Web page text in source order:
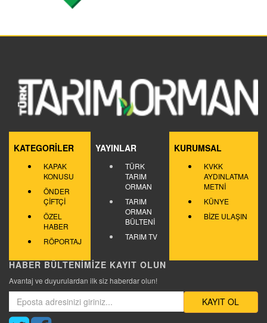
KATEGORİLER
KAPAK
KONUSU
ÖNDER
ÇİFTÇİ
ÖZEL
HABER
RÖPORTAJ
YAYINLAR
TÜRK
TARIM
ORMAN
TARIM
ORMAN
BÜLTENİ
TARIM TV
KURUMSAL
KVKK
AYDINLATMA
METNİ
KÜNYE
BİZE ULAŞIN
HABER BÜLTENİMİZE KAYIT OLUN
Avantaj ve duyurulardan ilk siz haberdar olun!
KAYIT OL